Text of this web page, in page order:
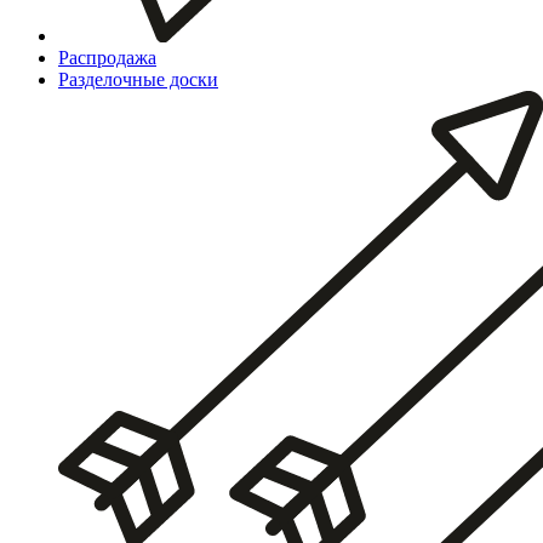
Распродажа
Разделочные доски